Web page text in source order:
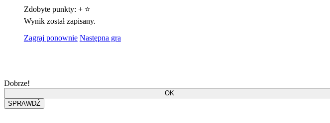
Zdobyte punkty: +⭐
Wynik został zapisany.
Zagraj ponownie Następna gra
Dobrze!